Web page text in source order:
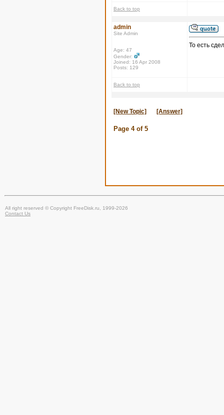
Back to top
admin
Site Admin
Age: 47
Gender:
Joined: 16 Apr 2008
Posts: 129
То есть
Back to top
[New Topic] [Answer]
Page 4of 5
All right reserved © Copyright FreeDisk.ru, 1999-2026
Contact Us